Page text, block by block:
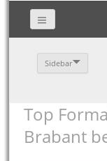
Sidebar
Top
Brabant